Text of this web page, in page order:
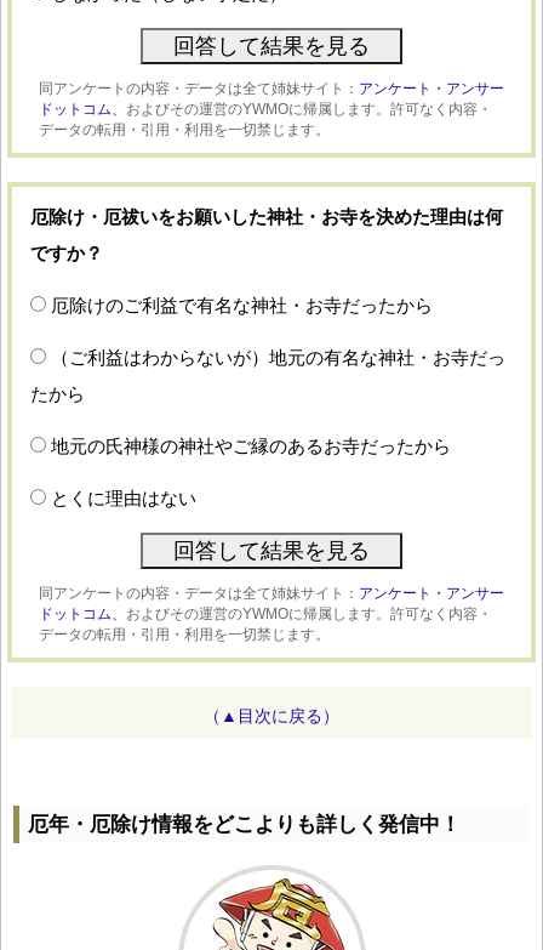
同アンケートの内容・データは全て姉妹サイト： アンケート・アンサー
ドットコム、 およびその運営のYWMOに帰属します。許可なく内容・
データの転用・引用・利用を一切禁じます。
厄除け・厄祓いをお願いした神社・お寺を決めた理由は何
ですか？
厄除けのご利益で有名な神社・お寺だったから
（ご利益はわからないが）地元の有名な神社・お寺だっ
たから
地元の氏神様の神社やご縁のあるお寺だったから
とくに理由はない
同アンケートの内容・データは全て姉妹サイト： アンケート・アンサー
ドットコム、 およびその運営のYWMOに帰属します。許可なく内容・
データの転用・引用・利用を一切禁じます。
（▲目次に戻る）
厄年・厄除け情報をどこよりも詳しく発信中！